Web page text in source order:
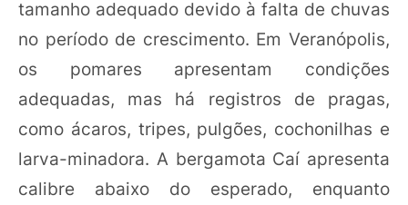
tamanho adequado devido à falta de chuvas
no período de crescimento. Em Veranópolis,
os pomares apresentam condições
adequadas, mas há registros de pragas,
como ácaros, tripes, pulgões, cochonilhas e
larva-minadora. A bergamota Caí apresenta
calibre abaixo do esperado, enquanto